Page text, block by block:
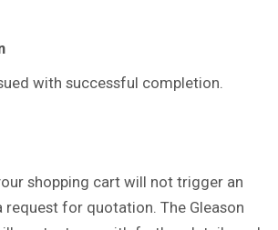
with successful completion.
shopping cart will not trigger an
request for quotation. The Gleason